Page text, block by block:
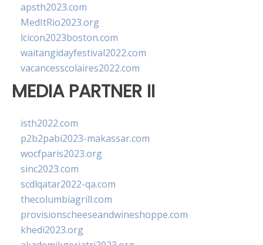
apsth2023.com
MedItRio2023.org
lcicon2023boston.com
waitangidayfestival2022.com
vacancesscolaires2022.com
MEDIA PARTNER II
isth2022.com
p2b2pabi2023-makassar.com
wocfparis2023.org
sinc2023.com
scdlqatar2022-qa.com
thecolumbiagrill.com
provisionscheeseandwineshoppe.com
khedi2023.org